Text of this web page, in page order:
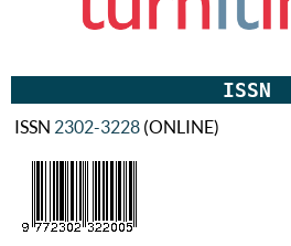
ISSN
ISSN 2302-3228 (ONLINE)